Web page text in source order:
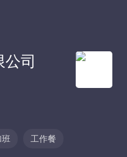
司
工作餐